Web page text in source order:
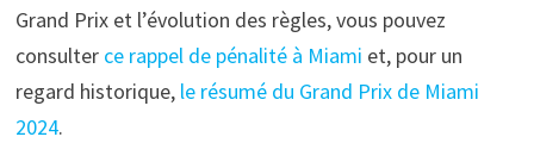
Grand Prix et l’évolution des règles, vous pouvez
consulter ce rappel de pénalité à Miami et, pour un
regard historique, le résumé du Grand Prix de Miami
2024.